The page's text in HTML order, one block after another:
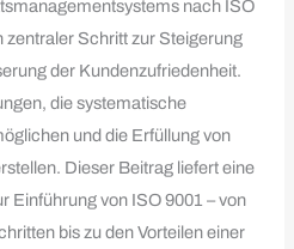
nach ISO
zentraler Schritt zur Steigerung
der Kundenzufriedenheit.
die systematische
und die Erfüllung von
Dieser Beitrag liefert eine
Einführung von ISO 9001 – von
bis zu den Vorteilen einer